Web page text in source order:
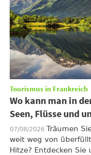
Tourismus in Frankreich
Wo kann man in
Seen, Flüsse und
07/08/2026 Träumen
weit weg von
Hitze? Entdecken Sie